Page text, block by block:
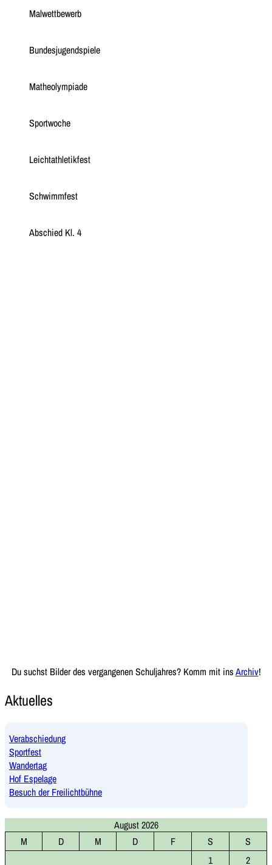
Malwettbewerb
Bundesjugendspiele
Matheolympiade
Sportwoche
Leichtathletikfest
Schwimmfest
Abschied Kl. 4
Du suchst Bilder des vergangenen Schuljahres? Komm mit insArchiv!
Aktuelles
Verabschiedung
Sportfest
Wandertag
Hof Espelage
Besuch der Freilichtbühne
August 2026
M
D M D F S
S
1
2